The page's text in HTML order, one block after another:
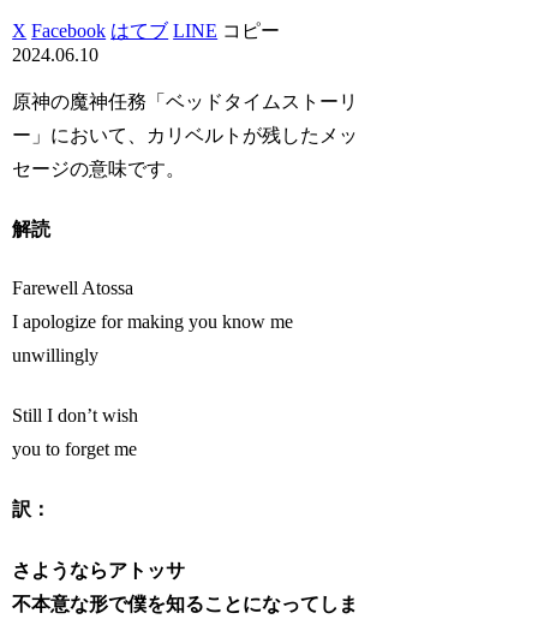
X Facebook はてブ LINE コピー
2024.06.10
原神の魔神任務「ベッドタイムストーリ
ー」において、カリベルトが残したメッ
セージの意味です。
解読
Farewell Atossa
I apologize for making you know me
unwillingly
Still I don’t wish
you to forget me
訳：
さようならアトッサ
不本意な形で僕を知ることになってしま